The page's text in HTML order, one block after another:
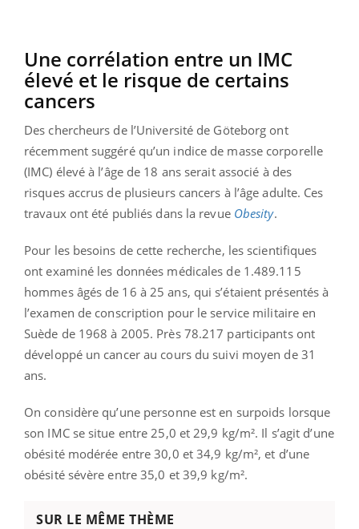
Une corrélation entre un IMC
élevé et le risque de certains
cancers
Des chercheurs de l’Université de Göteborg ont
récemment suggéré qu’un indice de masse corporelle
(IMC) élevé à l’âge de 18 ans serait associé à des
risques accrus de plusieurs cancers à l’âge adulte. Ces
travaux ont été publiés dans la revue Obesity.
Pour les besoins de cette recherche, les scientifiques
ont examiné les données médicales de 1.489.115
hommes âgés de 16 à 25 ans, qui s’étaient présentés à
l’examen de conscription pour le service militaire en
Suède de 1968 à 2005. Près 78.217 participants ont
développé un cancer au cours du suivi moyen de 31
ans.
On considère qu’une personne est en surpoids lorsque
son IMC se situe entre 25,0 et 29,9 kg/m². Il s’agit d’une
obésité modérée entre 30,0 et 34,9 kg/m², et d’une
obésité sévère entre 35,0 et 39,9 kg/m².
SUR LE MÊME THÈME